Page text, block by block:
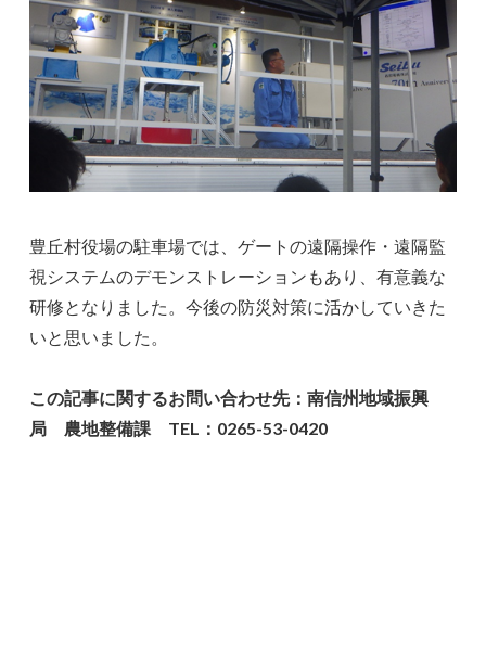
豊丘村役場の駐車場では、ゲートの遠隔操作・遠隔監
視システムのデモンストレーションもあり、有意義な
研修となりました。今後の防災対策に活かしていきた
いと思いました。
この記事に関するお問い合わせ先：南信州地域振興
局 農地整備課 TEL：0265-53-0420